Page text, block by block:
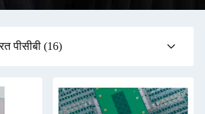
पीसीबी (16)